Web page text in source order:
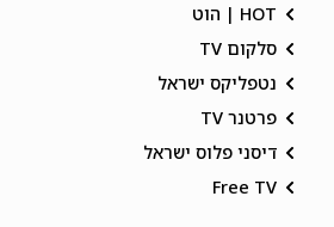
HOT | הוט
סלקום TV
נטפליקס ישראל
פרטנר TV
דיסני פלוס ישראל
Free TV